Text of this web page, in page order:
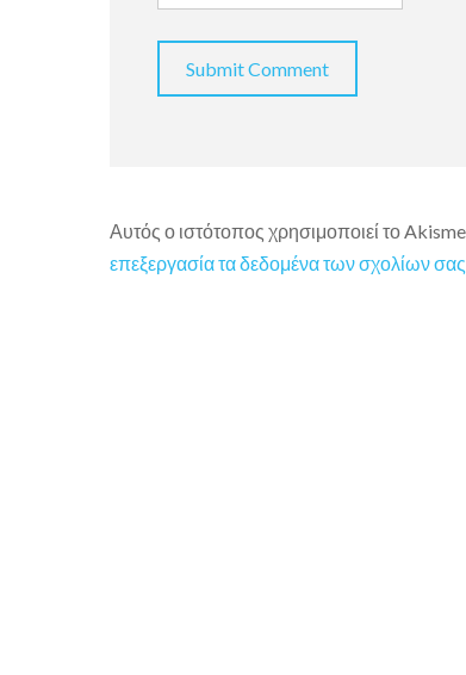
Αυτός ο ιστότοπος χρησιμοποιεί το
επεξεργασία τα δεδομένα των σχολίων σας